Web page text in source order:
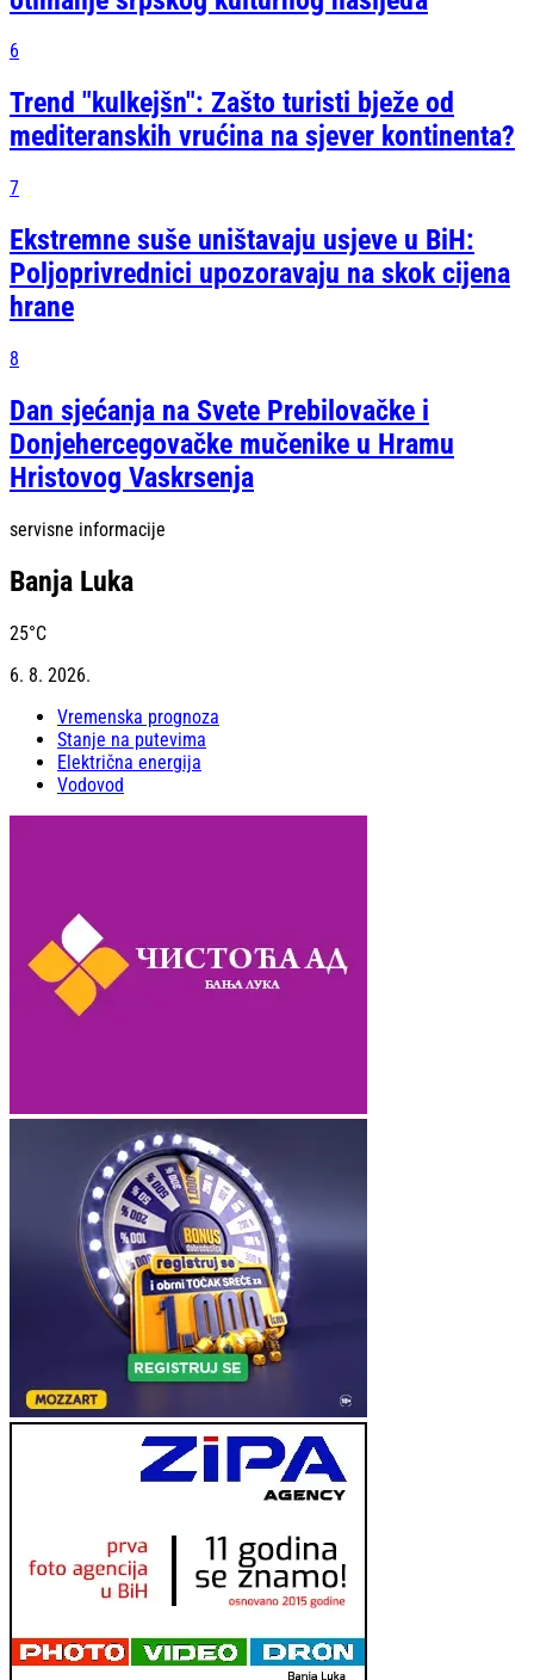
6
Trend "kulkejšn": Zašto turisti bježe od
mediteranskih vrućina na sjever kontinenta?
7
Ekstremne suše uništavaju usjeve u BiH:
Poljoprivrednici upozoravaju na skok cijena
hrane
8
Dan sjećanja na Svete Prebilovačke i
Donjehercegovačke mučenike u Hramu
Hristovog Vaskrsenja
servisne informacije
Banja Luka
25°C
6. 8. 2026.
Vremenska prognoza
Stanje na putevima
Električna energija
Vodovod